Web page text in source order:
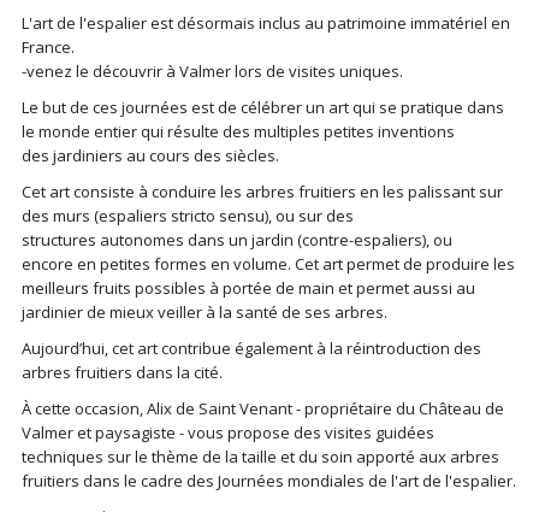
L'art de l'espalier est désormais inclus au patrimoine immatériel en
France.
-venez le découvrir à Valmer lors de visites uniques.
Le but de ces journées est de célébrer un art qui se pratique dans
le monde entier qui résulte des multiples petites inventions
des jardiniers au cours des siècles.
Cet art consiste à conduire les arbres fruitiers en les palissant sur
des murs (espaliers stricto sensu), ou sur des
structures autonomes dans un jardin (contre-espaliers), ou
encore en petites formes en volume. Cet art permet de produire les
meilleurs fruits possibles à portée de main et permet aussi au
jardinier de mieux veiller à la santé de ses arbres.
Aujourd’hui, cet art contribue également à la réintroduction des
arbres fruitiers dans la cité.
À cette occasion, Alix de Saint Venant - propriétaire du Château de
Valmer et paysagiste - vous propose des visites guidées
techniques sur le thème de la taille et du soin apporté aux arbres
fruitiers dans le cadre des Journées mondiales de l'art de l'espalier.